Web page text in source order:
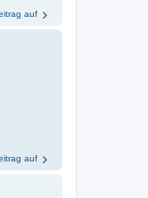
auf
auf